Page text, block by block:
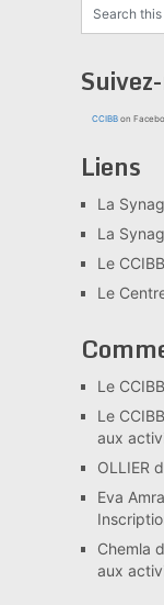
CCIBBon
Liens
La
La
Le
Le
Le CCIBB
Le CCIBB
aux
OLLIER
Eva
Chemla
aux